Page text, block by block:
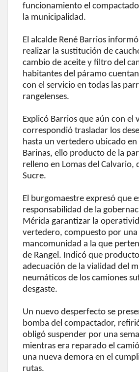
funcionamiento el
la municipalidad.
El alcalde René Barrios
realizar la sustitución de
cambio de aceite y filtro del
habitantes del páramo
con el servicio en todas las
rangelenses.
Explicó Barrios que aún con el
correspondió trasladar los
hasta un vertedero ubicado en
Barinas, ello producto de la
relleno en Lomas del Calvario,
Sucre.
El burgomaestre expresó que
responsabilidad de la
Mérida garantizar la
vertedero, compuesto por una
mancomunidad a la que
de Rangel. Indicó que
adecuación de la vialidad del
neumáticos de los camiones
desgaste.
Un nuevo desperfecto se
bomba del compactador,
obligó suspender por una
mientras era reparado el
una nueva demora en el
rutas.